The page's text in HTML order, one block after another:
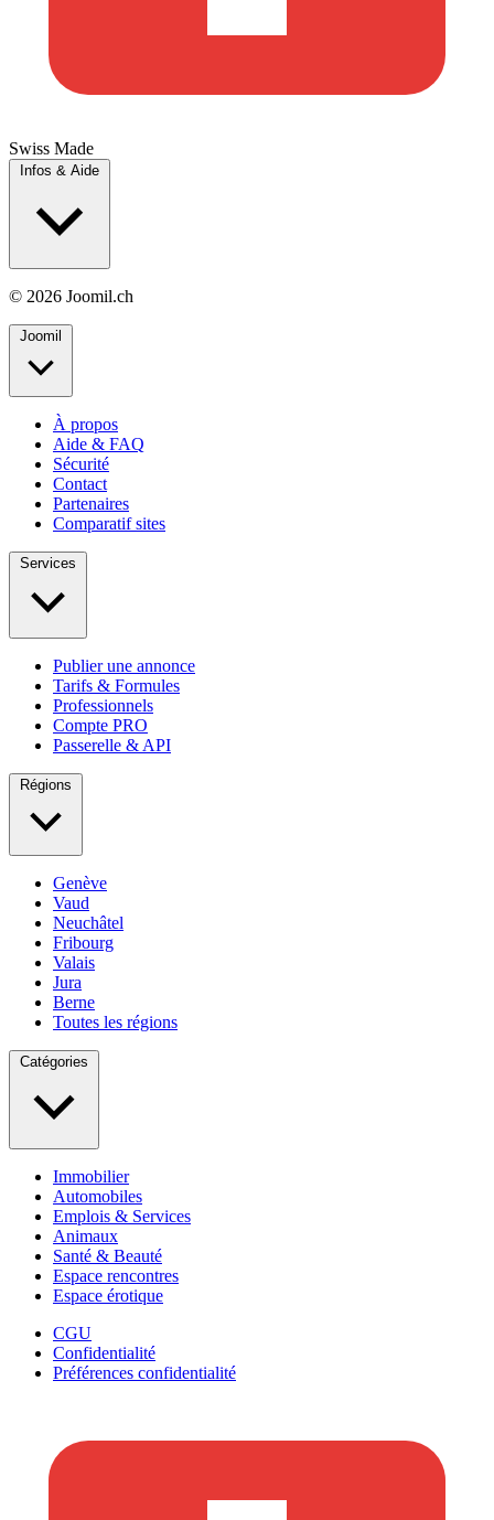
Swiss Made
Infos & Aide
© 2026 Joomil.ch
Joomil
À propos
Aide & FAQ
Sécurité
Contact
Partenaires
Comparatif sites
Services
Publier une annonce
Tarifs & Formules
Professionnels
Compte PRO
Passerelle & API
Régions
Genève
Vaud
Neuchâtel
Fribourg
Valais
Jura
Berne
Toutes les régions
Catégories
Immobilier
Automobiles
Emplois & Services
Animaux
Santé & Beauté
Espace rencontres
Espace érotique
CGU
Confidentialité
Préférences confidentialité